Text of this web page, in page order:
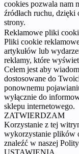
cookies pozwala nam
źródłach ruchu, dzięki
strony.
Reklamowe pliki
Pliki cookie
artykułów lub
reklamy, które
Celem jest aby
dostosowane do
ponownemu
wyłącznie do
sklepu internetowego.
ZATWIERDZAM
Korzystanie z tej
wykorzystanie plików
znaleźć w naszej
USTAWIENIA